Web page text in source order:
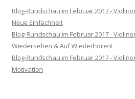
Blog-Rundschau im Februar 2017 -
Neue Einfachheit
Blog-Rundschau im Februar 2017 -
Wiedersehen & Auf Wiederhören!
Blog-Rundschau im Februar 2017 -
Motivation